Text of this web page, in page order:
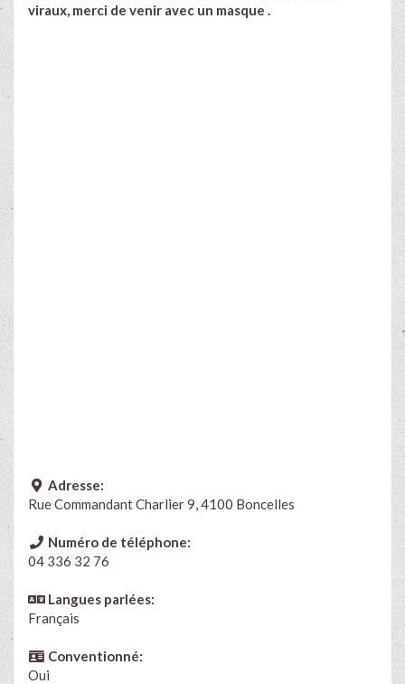
viraux, merci de venir avec un masque .
Adresse:
Rue Commandant Charlier 9, 4100 Boncelles
Numéro de téléphone:
04 336 32 76
Langues parlées:
Français
Conventionné:
Oui